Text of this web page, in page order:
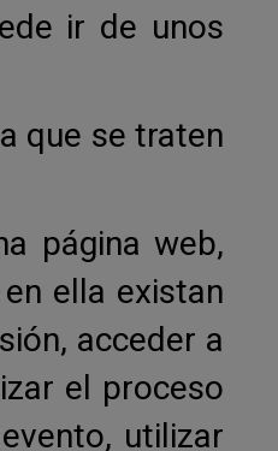
ir de unos
que se traten
página web,
ella existan
acceder a
el proceso
utilizar